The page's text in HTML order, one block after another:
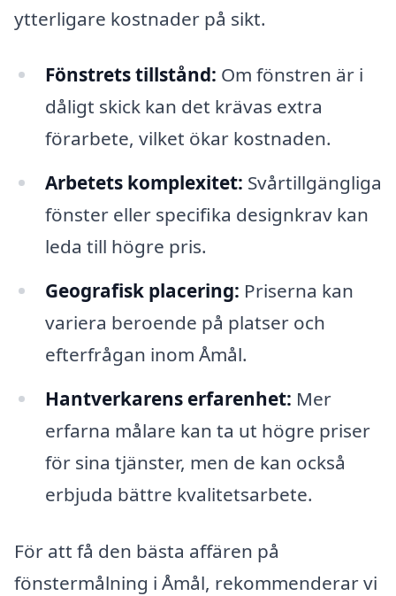
ytterligare kostnader på sikt.
Fönstrets tillstånd: Om fönstren är i
dåligt skick kan det krävas extra
förarbete, vilket ökar kostnaden.
Arbetets komplexitet: Svårtillgängliga
fönster eller specifika designkrav kan
leda till högre pris.
Geografisk placering: Priserna kan
variera beroende på platser och
efterfrågan inom Åmål.
Hantverkarens erfarenhet: Mer
erfarna målare kan ta ut högre priser
för sina tjänster, men de kan också
erbjuda bättre kvalitetsarbete.
För att få den bästa affären på
fönstermålning i Åmål, rekommenderar vi